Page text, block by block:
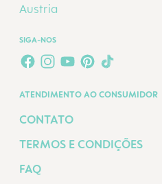
Austria
SIGA-NOS
FACEBOOK
INSTAGRAM
YOUTUBE
PINTEREST
TIKTOK
ATENDIMENTO AO CONSUMIDOR
CONTATO
TERMOS E CONDIÇÕES
FAQ